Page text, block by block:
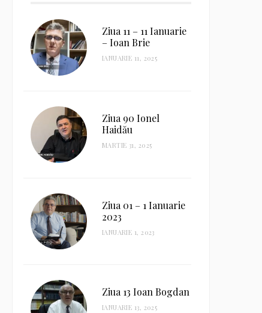
Ziua 11 – 11 Ianuarie
– Ioan Brie
IANUARIE 11, 2025
Ziua 90 Ionel
Haidău
MARTIE 31, 2025
Ziua 01 – 1 Ianuarie
2023
IANUARIE 1, 2023
Ziua 13 Ioan Bogdan
IANUARIE 13, 2025